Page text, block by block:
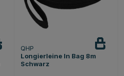
QHP
Longierleine In Bag 8m
Schwarz